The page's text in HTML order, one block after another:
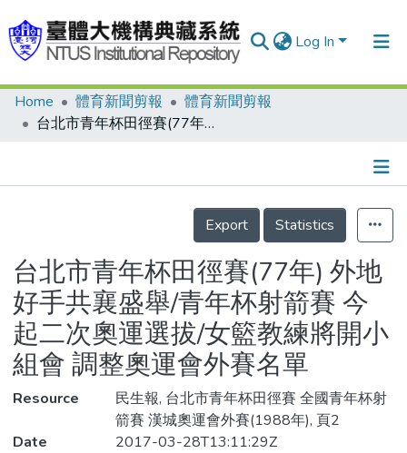
Log In
Communities & Collections
Statistics
Home 體育新聞剪報
體育新聞剪報
台北市青年杯田徑賽(77年) 外地好手共襄盛舉/青年杯射箭賽 今起二次奧運選拔/女籃教練將開小組會 調整奧運會外賽名單
Details
Export
Statistics
台北市青年杯田徑賽(77年) 外地
好手共襄盛舉/青年杯射箭賽 今
起二次奧運選拔/女籃教練將開小
組會 調整奧運會外賽名單
Resource
民生報, 台北市青年杯田徑賽 全國青年杯射
箭賽 漢城奧運會外賽(1988年), 頁2
Date
2017-03-28T13:11:29Z